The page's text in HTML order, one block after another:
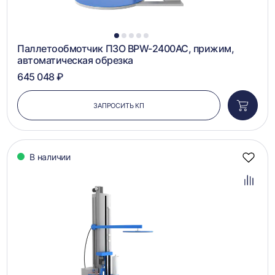
1 2 3 4 5
Паллетообмотчик ПЗО BPW-2400AC, прижим,
автоматическая обрезка
645 048 ₽
ЗАПРОСИТЬ КП
в
В наличии